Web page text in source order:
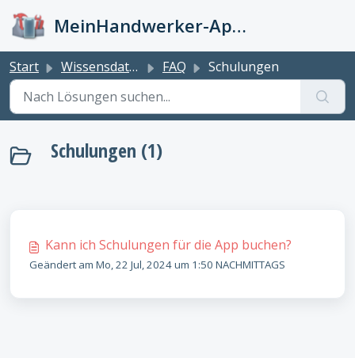
MeinHandwerker-App Info-Kiste
Start Wissensdatenbank FAQ Schulungen
Schulungen (1)
Kann ich Schulungen für die App buchen?
Geändert am Mo, 22 Jul, 2024 um 1:50 NACHMITTAGS